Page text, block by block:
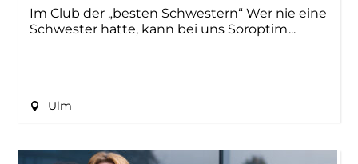
Im Club der „besten Schwestern“ Wer nie eine
Schwester hatte, kann bei uns Soroptim
Ulm